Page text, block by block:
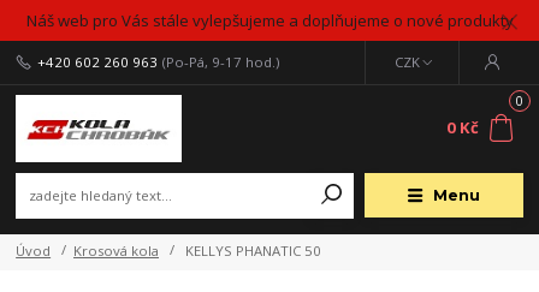
Náš web pro Vás stále vylepšujeme a doplňujeme o nové produkty
Menu
CZK
+420 602 260 963 (Po-Pá, 9-17 hod.)
0
0 Kč
Úvod Krosová kola KELLYS PHANATIC 50